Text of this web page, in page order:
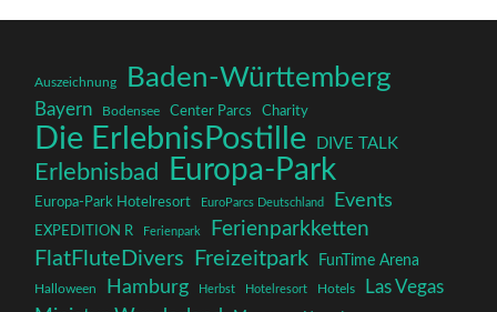
Auszeichnung Baden-Württemberg
Bayern Bodensee Center Parcs Charity
Die ErlebnisPostille DIVE TALK
Erlebnisbad Europa-Park
Europa-Park Hotelresort EuroParcs Deutschland Events
EXPEDITION R Ferienpark Ferienparkketten
FlatFluteDivers Freizeitpark FunTime Arena
Halloween Hamburg Herbst Hotelresort Hotels
Las Vegas